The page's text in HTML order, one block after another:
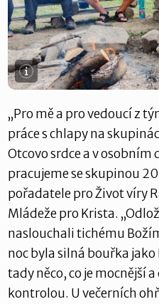
„Pro mě a pro vedoucí z
práce s chlapy na
Otcovo srdce a v
pracujeme se skupinou
pořadatele pro Život víry
Mládeže pro Krista.
naslouchali tichému
noc byla silná bouřka
tady něco, co je mocnější
kontrolou. U večerních